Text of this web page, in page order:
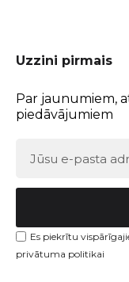
Uzzini pirmais
Par jaunumiem,
piedāvājumiem
Es piekrītu
privātuma politikai